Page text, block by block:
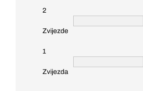
2
Zvijezde
1
Zvijezda